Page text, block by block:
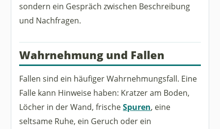
sondern ein Gespräch zwischen Beschreibung
und Nachfragen.
Wahrnehmung und Fallen
Fallen sind ein häufiger Wahrnehmungsfall. Eine
Falle kann Hinweise haben: Kratzer am Boden,
Löcher in der Wand, frischeSpuren, eine
seltsame Ruhe, ein Geruch oder ein